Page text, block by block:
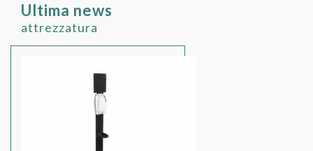
Ultima news
attrezzatura